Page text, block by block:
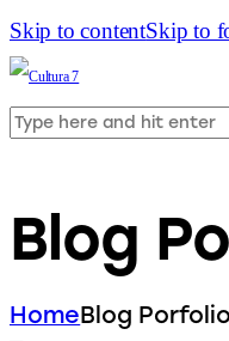
Skip to contentSkip to
Blog
HomeBlog Porfolio